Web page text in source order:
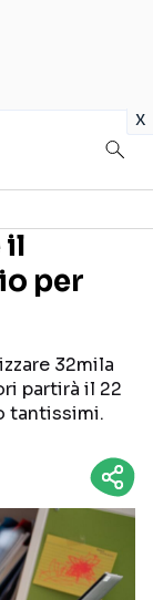
x
il
per
32mila
partirà il 22
tantissimi.